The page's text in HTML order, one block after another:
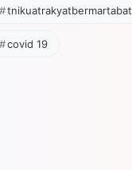
tnikuatrakyatbermartabat
covid 19